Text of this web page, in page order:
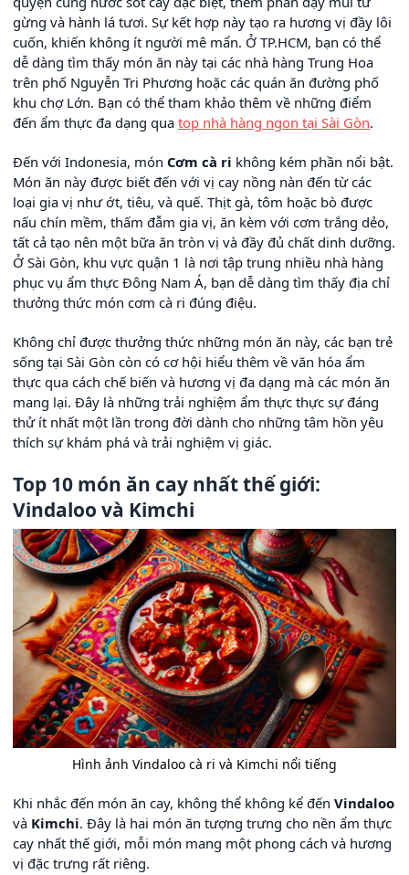
gừng và hành lá tươi. Sự kết hợp này tạo ra hương vị đầy lôi
cuốn, khiến không ít người mê mẩn. Ở TP.HCM, bạn có thể
dễ dàng tìm thấy món ăn này tại các nhà hàng Trung Hoa
trên phố Nguyễn Tri Phương hoặc các quán ăn đường phố
khu chợ Lớn. Bạn có thể tham khảo thêm về những điểm
đến ẩm thực đa dạng qua top nhà hàng ngon tại Sài Gòn.
Đến với Indonesia, món Cơm cà ri không kém phần nổi bật.
Món ăn này được biết đến với vị cay nồng nàn đến từ các
loại gia vị như ớt, tiêu, và quế. Thịt gà, tôm hoặc bò được
nấu chín mềm, thấm đẫm gia vị, ăn kèm với cơm trắng dẻo,
tất cả tạo nên một bữa ăn tròn vị và đầy đủ chất dinh dưỡng.
Ở Sài Gòn, khu vực quận 1 là nơi tập trung nhiều nhà hàng
phục vụ ẩm thực Đông Nam Á, bạn dễ dàng tìm thấy địa chỉ
thưởng thức món cơm cà ri đúng điệu.
Không chỉ được thưởng thức những món ăn này, các bạn trẻ
sống tại Sài Gòn còn có cơ hội hiểu thêm về văn hóa ẩm
thực qua cách chế biến và hương vị đa dạng mà các món ăn
mang lại. Đây là những trải nghiệm ẩm thực thực sự đáng
thử ít nhất một lần trong đời dành cho những tâm hồn yêu
thích sự khám phá và trải nghiệm vị giác.
Top 10 món ăn cay nhất thế giới:
Vindaloo và Kimchi
Hình ảnh Vindaloo cà ri và Kimchi nổi tiếng
Khi nhắc đến món ăn cay, không thể không kể đến Vindaloo
và Kimchi. Đây là hai món ăn tượng trưng cho nền ẩm thực
cay nhất thế giới, mỗi món mang một phong cách và hương
vị đặc trưng rất riêng.